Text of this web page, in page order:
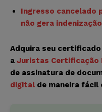
Ingresso cancelado
não gera indenização
Adquira seu certificado
a Juristas Certificação
de assinatura de
digital de maneira fácil